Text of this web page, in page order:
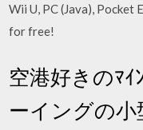
Wii U, PC (Java),
for free!
空港好きのﾏｲ
ーイングの